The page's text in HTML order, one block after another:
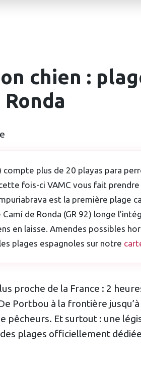
chien :
compte plus de 20 playas para
fois-ci VAMC vous fait prendre
est la première plage
Camí de Ronda (GR 92) longe
en laisse. Amendes possibles
plages espagnoles sur notre
proche de la France : 2
Portbou à la frontière jusqu’à
pêcheurs. Et surtout : une
plages officiellement